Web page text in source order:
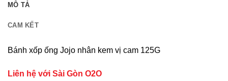
MÔ TẢ
CAM KẾT
Bánh xốp ống Jojo nhân kem vị cam 125G
Liên hệ với Sài Gòn O2O